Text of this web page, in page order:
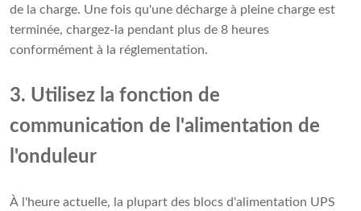
de la charge. Une fois qu'une décharge à pleine charge est
terminée, chargez-la pendant plus de 8 heures
conformément à la réglementation.
3. Utilisez la fonction de
communication de l'alimentation de
l'onduleur
À l'heure actuelle, la plupart des blocs d'alimentation UPS